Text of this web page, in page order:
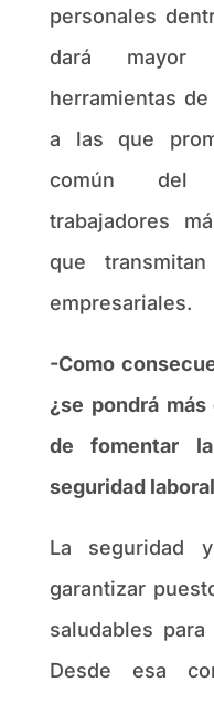
personales
dará mayor
herramientas
a las que
común del
trabajadores
que
empresariales.
-Como
¿se pondrá
de fomentar
seguridad
La seguridad
garantizar
saludables
Desde esa